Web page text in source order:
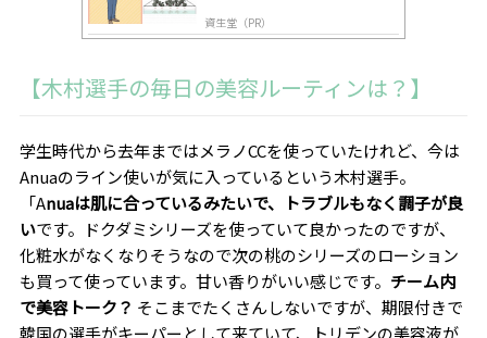
資生堂（PR）
【木村選手の毎日の美容ルーティンは？】
学生時代から去年まではメラノCCを使っていたけれど、今は
Anuaのライン使いが気に入っているという木村選手。
「Anuaは肌に合っているみたいで、トラブルもなく調子が良
いです。ドクダミシリーズを使っていて良かったのですが、
化粧水がなくなりそうなので次の桃のシリーズのローション
も買って使っています。甘い香りがいい感じです。 チーム内
で美容トーク？ そこまでたくさんしないですが、期限付きで